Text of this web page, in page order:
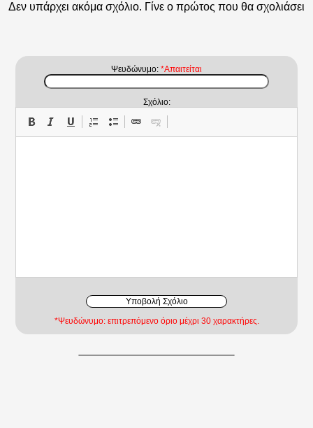
Δεν υπάρχει ακόμα σχόλιο. Γίνε ο πρώτος που θα σχολιάσει
Ψευδώνυμο: *Απαιτείται
Σχόλιο:
Υποβολή Σχόλιο
*Ψευδώνυμο: επιτρεπόμενο όριο μέχρι 30 χαρακτήρες.